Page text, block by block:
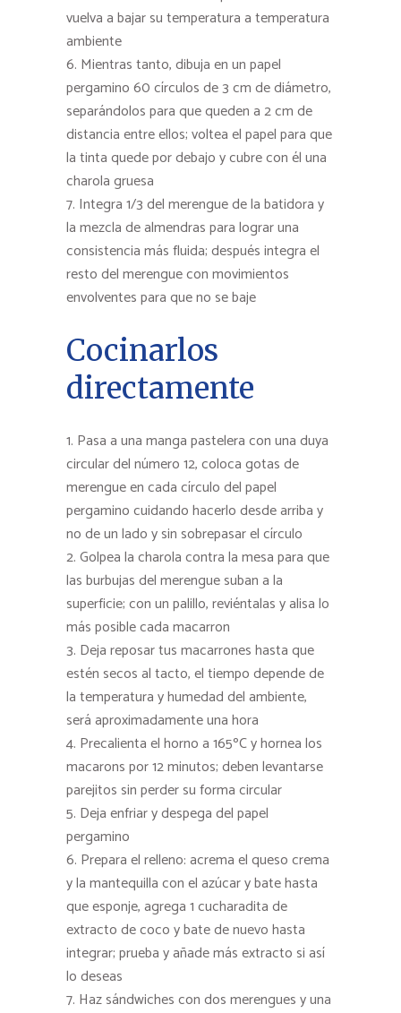
vuelva a bajar su temperatura a temperatura
ambiente
Mientras tanto, dibuja en un papel
pergamino 60 círculos de 3 cm de diámetro,
separándolos para que queden a 2 cm de
distancia entre ellos; voltea el papel para que
la tinta quede por debajo y cubre con él una
charola gruesa
Integra 1/3 del merengue de la batidora y
la mezcla de almendras para lograr una
consistencia más fluida; después integra el
resto del merengue con movimientos
envolventes para que no se baje
Cocinarlos
directamente
Pasa a una manga pastelera con una duya
circular del número 12, coloca gotas de
merengue en cada círculo del papel
pergamino cuidando hacerlo desde arriba y
no de un lado y sin sobrepasar el círculo
Golpea la charola contra la mesa para que
las burbujas del merengue suban a la
superficie; con un palillo, reviéntalas y alisa lo
más posible cada macarron
Deja reposar tus macarrones hasta que
estén secos al tacto, el tiempo depende de
la temperatura y humedad del ambiente,
será aproximadamente una hora
Precalienta el horno a 165ºC y hornea los
macarons por 12 minutos; deben levantarse
parejitos sin perder su forma circular
Deja enfriar y despega del papel
pergamino
Prepara el relleno: acrema el queso crema
y la mantequilla con el azúcar y bate hasta
que esponje, agrega 1 cucharadita de
extracto de coco y bate de nuevo hasta
integrar; prueba y añade más extracto si así
lo deseas
Haz sándwiches con dos merengues y una